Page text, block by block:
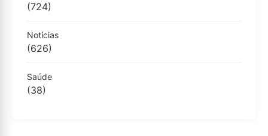
(724)
Notícias
(626)
Saúde
(38)